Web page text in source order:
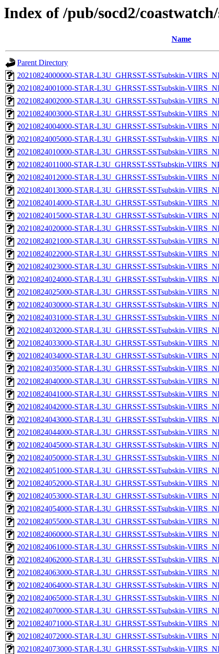
Index of /pub/socd2/
Name
Parent Directory
20210824000000-STAR-L3U_GHRSST-SSTsubskin-
20210824001000-STAR-L3U_GHRSST-SSTsubskin-
20210824002000-STAR-L3U_GHRSST-SSTsubskin-
20210824003000-STAR-L3U_GHRSST-SSTsubskin-
20210824004000-STAR-L3U_GHRSST-SSTsubskin-
20210824005000-STAR-L3U_GHRSST-SSTsubskin-
20210824010000-STAR-L3U_GHRSST-SSTsubskin-
20210824011000-STAR-L3U_GHRSST-SSTsubskin-
20210824012000-STAR-L3U_GHRSST-SSTsubskin-
20210824013000-STAR-L3U_GHRSST-SSTsubskin-
20210824014000-STAR-L3U_GHRSST-SSTsubskin-
20210824015000-STAR-L3U_GHRSST-SSTsubskin-
20210824020000-STAR-L3U_GHRSST-SSTsubskin-
20210824021000-STAR-L3U_GHRSST-SSTsubskin-
20210824022000-STAR-L3U_GHRSST-SSTsubskin-
20210824023000-STAR-L3U_GHRSST-SSTsubskin-
20210824024000-STAR-L3U_GHRSST-SSTsubskin-
20210824025000-STAR-L3U_GHRSST-SSTsubskin-
20210824030000-STAR-L3U_GHRSST-SSTsubskin-
20210824031000-STAR-L3U_GHRSST-SSTsubskin-
20210824032000-STAR-L3U_GHRSST-SSTsubskin-
20210824033000-STAR-L3U_GHRSST-SSTsubskin-
20210824034000-STAR-L3U_GHRSST-SSTsubskin-
20210824035000-STAR-L3U_GHRSST-SSTsubskin-
20210824040000-STAR-L3U_GHRSST-SSTsubskin-
20210824041000-STAR-L3U_GHRSST-SSTsubskin-
20210824042000-STAR-L3U_GHRSST-SSTsubskin-
20210824043000-STAR-L3U_GHRSST-SSTsubskin-
20210824044000-STAR-L3U_GHRSST-SSTsubskin-
20210824045000-STAR-L3U_GHRSST-SSTsubskin-
20210824050000-STAR-L3U_GHRSST-SSTsubskin-
20210824051000-STAR-L3U_GHRSST-SSTsubskin-
20210824052000-STAR-L3U_GHRSST-SSTsubskin-
20210824053000-STAR-L3U_GHRSST-SSTsubskin-
20210824054000-STAR-L3U_GHRSST-SSTsubskin-
20210824055000-STAR-L3U_GHRSST-SSTsubskin-
20210824060000-STAR-L3U_GHRSST-SSTsubskin-
20210824061000-STAR-L3U_GHRSST-SSTsubskin-
20210824062000-STAR-L3U_GHRSST-SSTsubskin-
20210824063000-STAR-L3U_GHRSST-SSTsubskin-
20210824064000-STAR-L3U_GHRSST-SSTsubskin-
20210824065000-STAR-L3U_GHRSST-SSTsubskin-
20210824070000-STAR-L3U_GHRSST-SSTsubskin-
20210824071000-STAR-L3U_GHRSST-SSTsubskin-
20210824072000-STAR-L3U_GHRSST-SSTsubskin-
20210824073000-STAR-L3U_GHRSST-SSTsubskin-